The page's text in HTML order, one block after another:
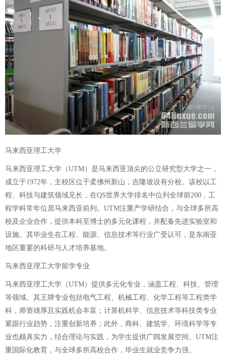
马来西亚理工大学
马来西亚理工大学（UTM）是马来西亚顶尖的公立研究型大学之一，
成立于1972年，主校区位于柔佛州新山，吉隆坡设有分校。该校以工
程、科技与建筑领域见长，在QS世界大学排名中位列全球前200，工
程学科常年位居马来西亚前列。UTM注重产学研结合，与全球多所高
校及企业合作，提供本科至博士的多元化课程，并配备先进实验室和
设施。其毕业生在工程、能源、信息技术等行业广受认可，是东南亚
地区重要的科研与人才培养基地。
马来西亚理工大学留学专业
马来西亚理工大学（UTM）提供多元化专业，涵盖工程、科技、管理
等领域。其王牌专业包括电气工程、机械工程、化学工程等工程类学
科，师资雄厚且实践机会丰富；计算机科学、信息技术等科技类专业
紧跟行业趋势，注重创新培养；此外，商科、建筑学、环境科学等专
业也颇具实力，结合理论与实践，为学生提供广阔发展空间。UTM注
重国际化教育，与全球多所高校合作，毕业生就业竞争力强。